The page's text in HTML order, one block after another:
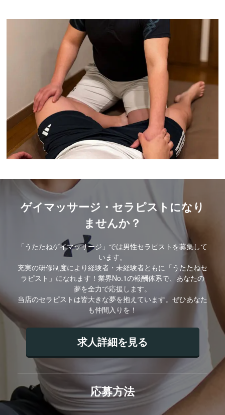
ゲイマッサージ・セラピストになり
ませんか？
「うたたねゲイマッサージ」では男性セラピストを募集して
います。
充実の研修制度により経験者・未経験者ともに「うたたねセ
ラピスト」になれます！業界No.1の報酬体系で、あなたの
夢を全力で応援します。
当店のセラピストは皆大きな夢を抱えています。ぜひあなた
も仲間入りを！
求人詳細を見る
応募方法